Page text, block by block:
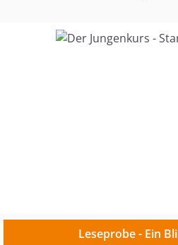
Bildergalerie überspringen
Leseprobe - Ein